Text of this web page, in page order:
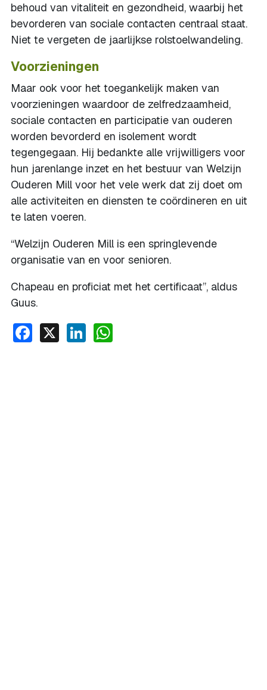
behoud van vitaliteit en gezondheid, waarbij het
bevorderen van sociale contacten centraal staat.
Niet te vergeten de jaarlijkse rolstoelwandeling.
Voorzieningen
Maar ook voor het toegankelijk maken van
voorzieningen waardoor de zelfredzaamheid,
sociale contacten en participatie van ouderen
worden bevorderd en isolement wordt
tegengegaan. Hij bedankte alle vrijwilligers voor
hun jarenlange inzet en het bestuur van Welzijn
Ouderen Mill voor het vele werk dat zij doet om
alle activiteiten en diensten te coördineren en uit
te laten voeren.
“Welzijn Ouderen Mill is een springlevende
organisatie van en voor senioren.
Chapeau en proficiat met het certificaat”, aldus
Guus.
Facebook
X LinkedIn